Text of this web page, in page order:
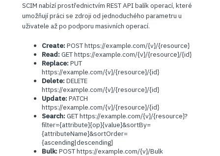
SCIM nabízí prostřednictvím REST API balík operací, které
umožňují práci se zdroji od jednoduchého parametru u
uživatele až po podporu masivních operací.
Create: POST https://example.com/{v}/{resource}
Read: GET https://example.com/{v}/{resource}/{id}
Replace: PUT
https://example.com/{v}/{resource}/{id}
Delete: DELETE
https://example.com/{v}/{resource}/{id}
Update: PATCH
https://example.com/{v}/{resource}/{id}
Search: GET https://example.com/{v}/{resource}?
ﬁlter={attribute}{op}{value}&sortBy=
{attributeName}&sortOrder=
{ascending|descending}
Bulk: POST https://example.com/{v}/Bulk